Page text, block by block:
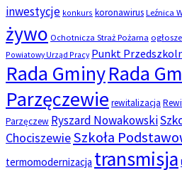
inwestycje konkurs koronawirus Leźnica
żywo Ochotnicza Straż Pożarna
Powiatowy Urząd Pracy Punkt
Rada GminyRada
Parzęczewie rewitalizacja
Parzęczew Ryszard Nowakowski
ChociszewieSzkoła
termomodernizacja transmisja